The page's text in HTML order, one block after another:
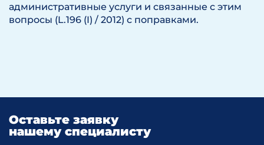
административные услуги и связанные с этим
вопросы (L.196 (I) / 2012) с поправками.
Оставьте заявку
нашему специалисту